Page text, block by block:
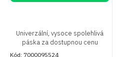
Univerzální, vysoce spolehlivá
páska za dostupnou cenu
Kód: 7000095524